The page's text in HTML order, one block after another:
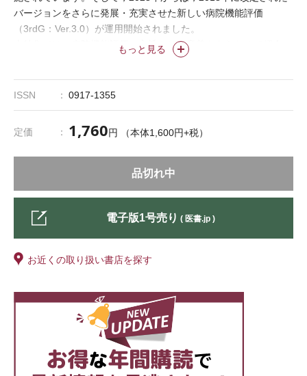
もっと見る
バージョンをさらに発展・充実させた新しい病院機能評価
（3rdG：Ver.3.0）が運用開始されました。
本特集では，病院機能評価の主旨やその意義をあらためて紹介
し，3rdG：Ver.3.0で改定された評価項目や評価方法について詳
ように現状の客観的な把握や質改善のきっかけになり，継続的な
ISSN 0917-1355
定価 1,760円 （本体1,600円+税）
品切れ中
電子版1号売り ( 医書.jp )
お近くの取り扱い書店を探す